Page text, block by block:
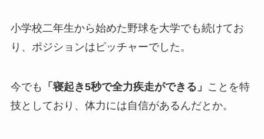
小学校二年生から始めた野球を大学でも続けてお
り、ポジションはピッチャーでした。
今でも 「寝起き5秒で全力疾走ができる」 ことを特
技としており、体力には自信があるんだとか。